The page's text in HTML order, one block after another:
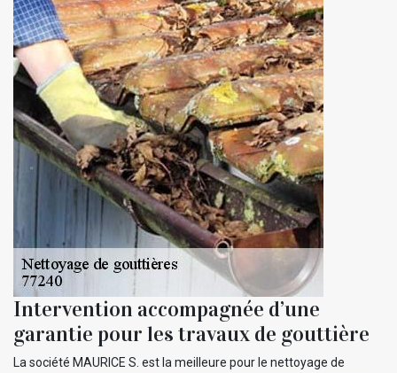
Intervention accompagnée d’une
garantie pour les travaux de gouttière
La société MAURICE S. est la meilleure pour le nettoyage de